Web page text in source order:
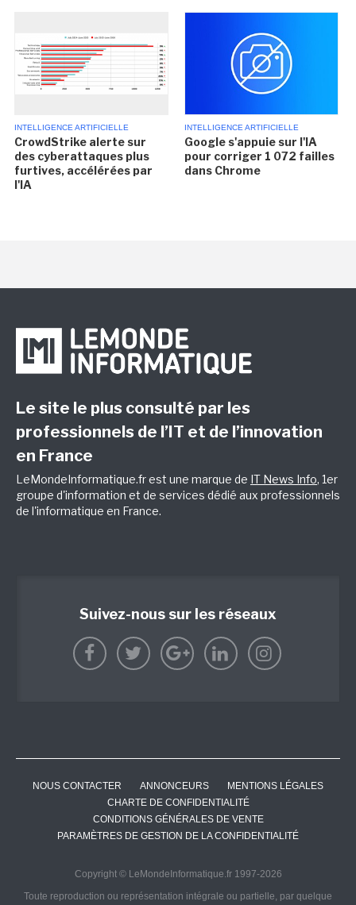
INTELLIGENCE ARTIFICIELLE
CrowdStrike alerte sur
des cyberattaques plus
furtives, accélérées par
l'IA
INTELLIGENCE ARTIFICIELLE
Google s'appuie sur l'IA
pour corriger 1 072 failles
dans Chrome
Le site le plus consulté par les
professionnels de l’IT et de l’innovation
en France
LeMondeInformatique.fr est une marque de IT News Info, 1er
groupe d'information et de services dédié aux professionnels
de l'informatique en France.
Suivez-nous sur les réseaux
NOUS CONTACTER ANNONCEURS
MENTIONS LÉGALES
CHARTE DE CONFIDENTIALITÉ
CONDITIONS GÉNÉRALES DE VENTE
PARAMÈTRES DE GESTION DE LA CONFIDENTIALITÉ
Copyright © LeMondeInformatique.fr 1997-2026
Toute reproduction ou représentation intégrale ou partielle, par quelque